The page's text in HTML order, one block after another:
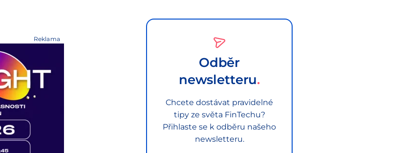
Reklama
Odběr
newsletteru
Chcete dostávat pravidelné
tipy ze světa FinTechu?
Přihlaste se k odběru našeho
newsletteru.